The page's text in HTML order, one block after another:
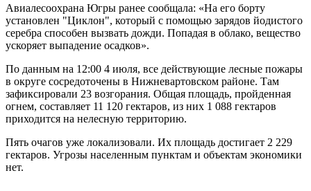
Авиалесоохрана Югры ранее сообщала: «На его борту
установлен "Циклон", который с помощью зарядов йодистого
серебра способен вызвать дожди. Попадая в облако, вещество
ускоряет выпадение осадков».
По данным на 12:00 4 июля, все действующие лесные пожары
в округе сосредоточены в Нижневартовском районе. Там
зафиксировали 23 возгорания. Общая площадь, пройденная
огнем, составляет 11 120 гектаров, из них 1 088 гектаров
приходится на нелесную территорию.
Пять очагов уже локализовали. Их площадь достигает 2 229
гектаров. Угрозы населенным пунктам и объектам экономики
нет.